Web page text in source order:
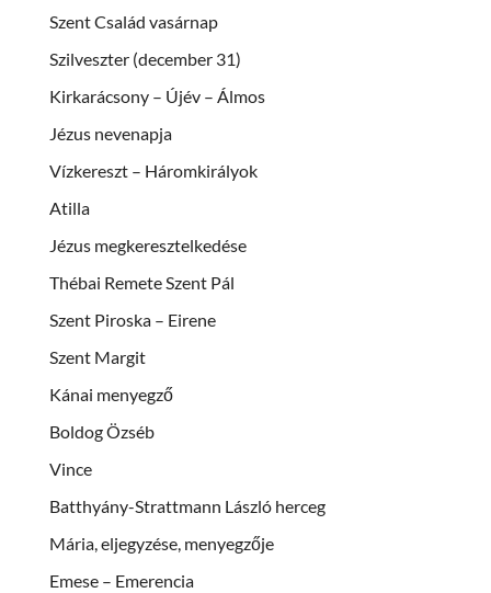
Szent Család vasárnap
Szilveszter (december 31)
Kirkarácsony – Újév – Álmos
Jézus nevenapja
Vízkereszt – Háromkirályok
Atilla
Jézus megkeresztelkedése
Thébai Remete Szent Pál
Szent Piroska – Eirene
Szent Margit
Kánai menyegző
Boldog Özséb
Vince
Batthyány-Strattmann László herceg
Mária, eljegyzése, menyegzője
Emese – Emerencia